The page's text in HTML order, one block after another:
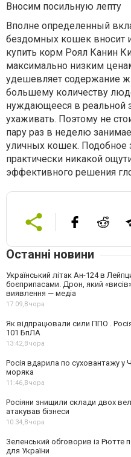
Вносим посильную лепту
Вполне определенный
бездомных кошек вносит
купить корм Роял Канин
максимально низким
удешевляет содержание
большему количеству
нуждающееся в реальной
ухаживать. Поэтому не
пару раз в неделю
уличных кошек. Подобное
практически никакой
эффективного решения
Останні новини
Український літак Ан-124 в
боєприпасами. Дрон, який
виявлення — медіа
17:09,Вчора
Як відпрацювали сили ППО .
101 БпЛА
13:42,Вчора
Росія вдарила по суховантажу у
моряка
11:46,Вчора
Росіяни знищили склади двох
атакував бізнеси
10:34,Вчора
Зеленський обговорив із Рютте
для України